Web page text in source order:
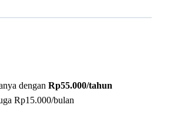
dengan Rp55.000/tahun
Rp15.000/bulan